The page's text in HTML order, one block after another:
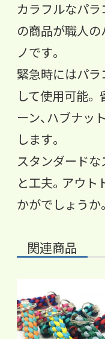
カラフルなパラ
の商品が職人
ノです。
緊急時にはパ
して使用可能。
ーン、ハブナッ
します。
スタンダードな
と工夫。アウ
かがでしょうか。
関連商品